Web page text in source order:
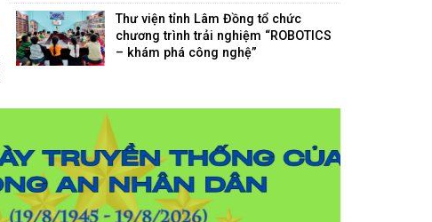
Thư viện tỉnh Lâm Đồng tổ chức
chương trình trải nghiệm “ROBOTICS
– khám phá công nghệ”
ĐỊNH DANH TÍNH HÀI CỐT LIỆT SĨ
14/07/2026